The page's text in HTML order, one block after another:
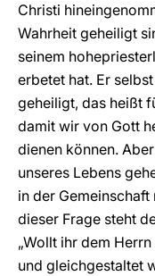
Christi
Wahrheit geheiligt
seinem
erbetet hat. Er
geheiligt, das heißt
damit wir von Gott
dienen können.
unseres Lebens
in der
dieser Frage steht
„Wollt ihr dem
und gleichgestaltet